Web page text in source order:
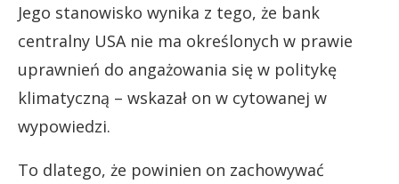
Jego stanowisko wynika z tego, że bank
centralny USA nie ma określonych w prawie
uprawnień do angażowania się w politykę
klimatyczną – wskazał on w cytowanej w
wypowiedzi.
To dlatego, że powinien on zachowywać